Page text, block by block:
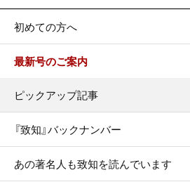
初めての方へ
最新号のご案内
ピックアップ記事
『致知』バックナンバー
あの著名人も致知を読んでいます